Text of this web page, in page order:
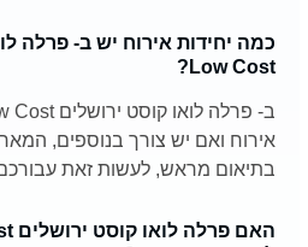
Low Cost?
אירוח ואם יש צורך בנוספים,
בתיאום מראש, לעשות זאת